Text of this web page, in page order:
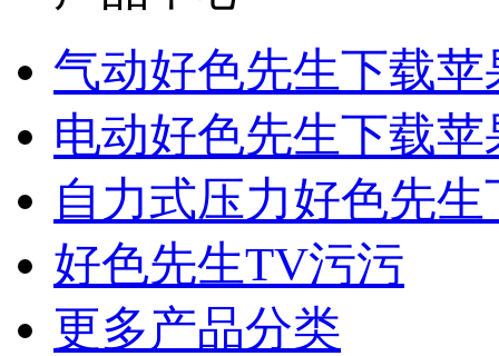
气动好色先生下载
电动好色先生下载
自力式压力好色先
好色先生TV污污
更多产品分类